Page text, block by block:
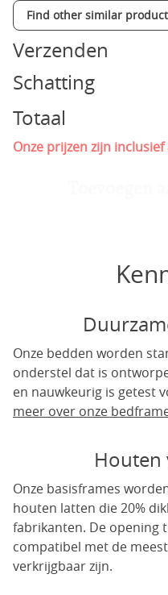
Find other similar
Verzenden
Schatting
Totaal
Onze prijzen zijn
Onze bedden worden
onderstel dat is
en nauwkeurig is getest
meer over onze
Houten
Onze basisframes
houten latten die 20%
fabrikanten. De opening
compatibel met de
verkrijgbaar zijn.